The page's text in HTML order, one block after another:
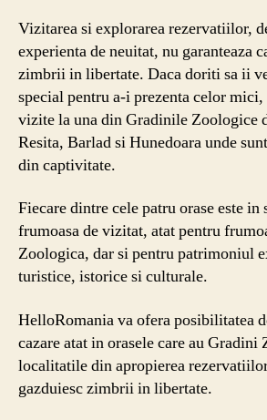
Vizitarea si explorarea rezervatiilor,
experienta de neuitat, nu garanteaza
zimbrii in libertate. Daca doriti sa ii
special pentru a-i prezenta celor
vizite la una din Gradinile Zoologice
Resita, Barlad si Hunedoara unde
din captivitate.
Fiecare dintre cele patru orase este in
frumoasa de vizitat, atat pentru
Zoologica, dar si pentru patrimoniul
turistice, istorice si culturale.
HelloRomania va ofera posibilitatea
cazare atat in orasele care au
localitatile din apropierea
gazduiesc zimbrii in libertate.